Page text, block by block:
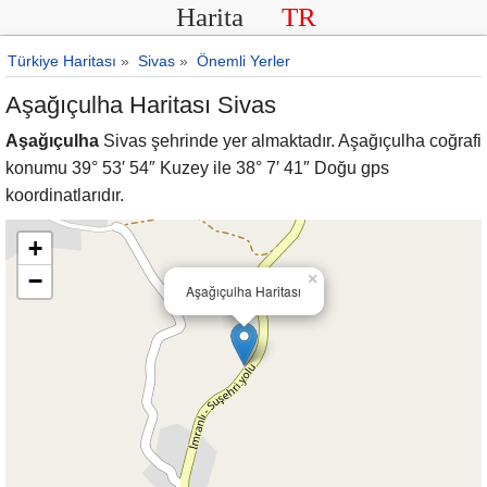
Harita TR
Türkiye Haritası » Sivas » Önemli Yerler
Aşağıçulha Haritası Sivas
Aşağıçulha Sivas şehrinde yer almaktadır. Aşağıçulha coğrafi
konumu 39° 53′ 54″ Kuzey ile 38° 7′ 41″ Doğu gps
koordinatlarıdır.
Aşağıçulha Haritası
×
+
−